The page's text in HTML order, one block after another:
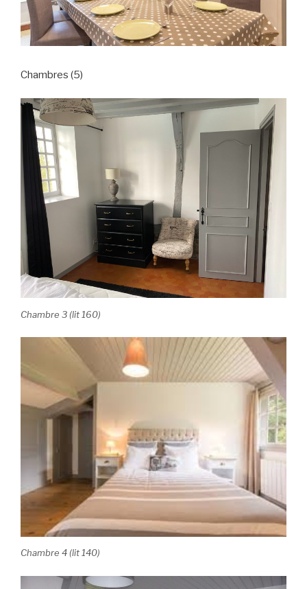
Chambres (5)
Chambre 3 (lit 160)
Chambre 4 (lit 140)